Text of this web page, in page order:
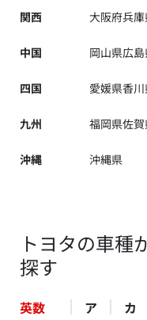
関西 大阪府兵
中国 岡山県広
四国 愛媛県香
九州 福岡県佐
沖縄 沖縄県
トヨタの車種
探す
英数 ア カ